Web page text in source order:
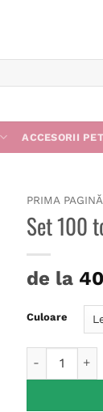
ACCESORII
PRIMA PAGINĂ
Set 100
de la
Culoare